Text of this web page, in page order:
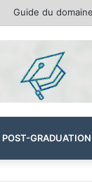
Guide du domaine
POST-GRADUATION